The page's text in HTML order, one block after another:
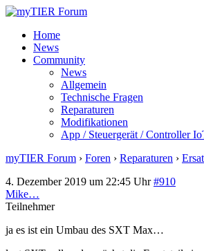
Home
News
Community
News
Allgemein
Technische Fragen
Reparaturen
Modifikationen
App / Steuergerät / Controller
myTIER Forum › Foren › Reparaturen ›
4. Dezember 2019 um 22:45 Uhr #910
Mike…
Teilnehmer
ja es ist ein Umbau des SXT Max…